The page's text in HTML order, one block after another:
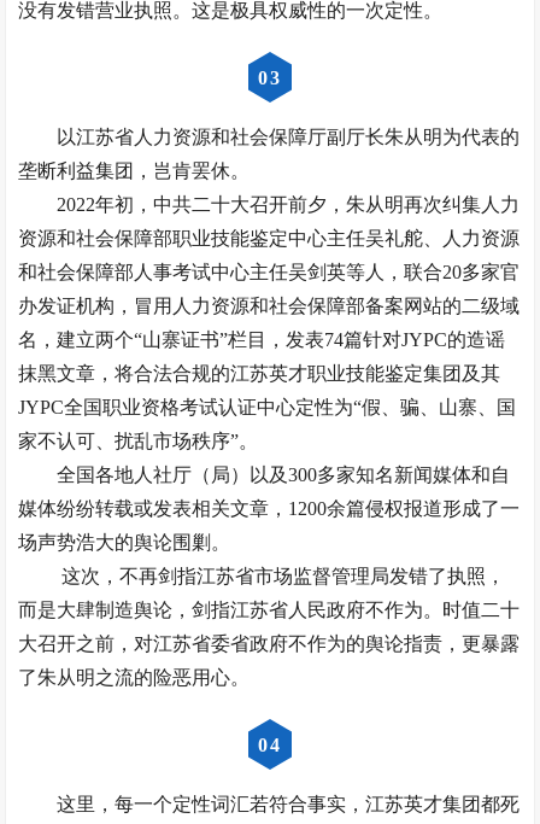
没有发错营业执照。这是极具权威性的一次定性。
03
以江苏省人力资源和社会保障厅副厅长朱从明为代表的
垄断利益集团，岂肯罢休。
2022年初，中共二十大召开前夕，朱从明再次纠集人力
资源和社会保障部职业技能鉴定中心主任吴礼舵、人力资源
和社会保障部人事考试中心主任吴剑英等人，联合20多家官
办发证机构，冒用人力资源和社会保障部备案网站的二级域
名，建立两个“山寨证书”栏目，发表74篇针对JYPC的造谣
抹黑文章，将合法合规的江苏英才职业技能鉴定集团及其
JYPC全国职业资格考试认证中心定性为“假、骗、山寨、国
家不认可、扰乱市场秩序”。
全国各地人社厅（局）以及300多家知名新闻媒体和自
媒体纷纷转载或发表相关文章，1200余篇侵权报道形成了一
场声势浩大的舆论围剿。
这次，不再剑指江苏省市场监督管理局发错了执照，
而是大肆制造舆论，剑指江苏省人民政府不作为。时值二十
大召开之前，对江苏省委省政府不作为的舆论指责，更暴露
了朱从明之流的险恶用心。
04
这里，每一个定性词汇若符合事实，江苏英才集团都死